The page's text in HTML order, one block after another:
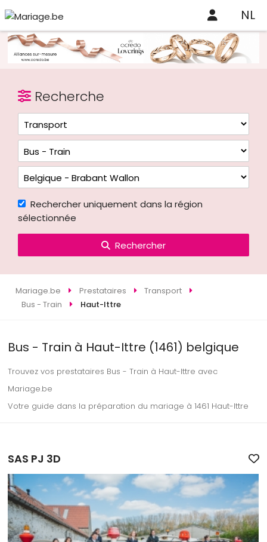
NL
Recherche
Rechercher uniquement dans la région
sélectionnée
Rechercher
Mariage.be Prestataires
Transport
Bus - Train
Haut-Ittre
Bus - Train à Haut-Ittre (1461) belgique
Trouvez vos prestataires Bus - Train à Haut-Ittre avec
Mariage.be
Votre guide dans la préparation du mariage à 1461 Haut-Ittre
SAS PJ 3D